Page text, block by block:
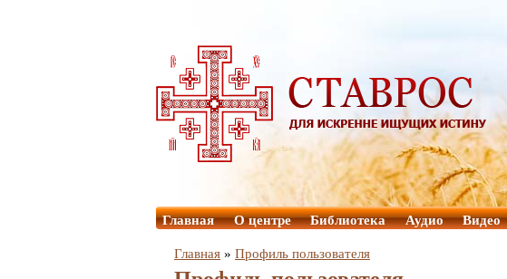
Главная О центре Библиотека Аудио Видео
Главная » Профиль пользователя